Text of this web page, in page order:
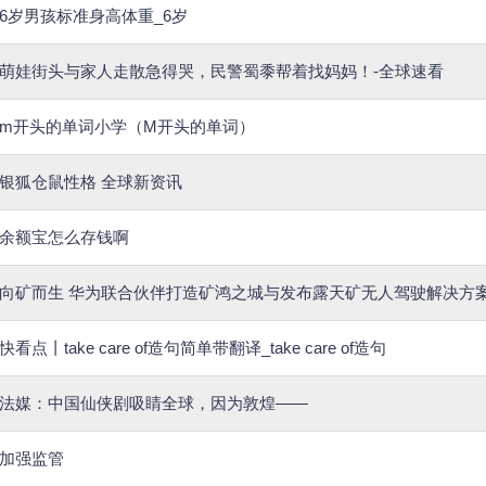
6岁男孩标准身高体重_6岁
萌娃街头与家人走散急得哭，民警蜀黍帮着找妈妈！-全球速看
m开头的单词小学（M开头的单词）
银狐仓鼠性格 全球新资讯
余额宝怎么存钱啊
向矿而生 华为联合伙伴打造矿鸿之城与发布露天矿无人驾驶解决方
快看点丨take care of造句简单带翻译_take care of造句
法媒：中国仙侠剧吸睛全球，因为敦煌——
加强监管